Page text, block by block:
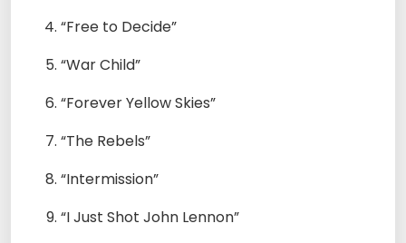
“Free to Decide”
“War Child”
“Forever Yellow Skies”
“The Rebels”
“Intermission”
“I Just Shot John Lennon”